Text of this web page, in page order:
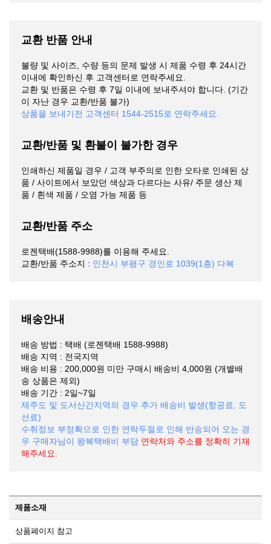
교환 반품 안내
불량 및 사이즈, 수량 등의 문제 발생 시 제품 수령 후 24시간
이내에 확인하신 후 고객센터로 연락주세요.
교환 및 반품은 수령 후 7일 이내에 보내주셔야 합니다. (기간
이 자난 경우 교환/반품 불가)
상품을 보내기전 고객센터 1544-2515로 연락주세요.
교환/반품 및 환불이 불가한 경우
인쇄하신 제품일 경우 / 고객 부주의로 인한 오타로 인쇄된 상
품 / 사이트에서 보았던 색상과 다르다는 사유/ 주문 생산 제
품 / 흰색 제품 / 오염 가능 제품 등
교환/반품 주소
로젠택배(1588-9988)를 이용해 주세요.
교환/반품 주소지 : 인천시 부평구 경인로 1039(1층) 다복
배송안내
배송 방법 : 택배 (로젠택배 1588-9988)
배송 지역 : 전국지역
배송 비용 : 200,000원 미만 구매시 배송비 4,000원 (개별배
송 상품은 제외)
배송 기간 : 2일~7일
제주도 및 도서산간지역의 경우 추가 배송비 발생(항공료, 도
선료)
수취정보 부정확으로 인한 연락두절로 인해 반송되어 오는 경
우 구매자님이 왕복택배비 부담 연락처와 주소를 정확히 기재
해주세요.
제품소재
상품페이지 참고